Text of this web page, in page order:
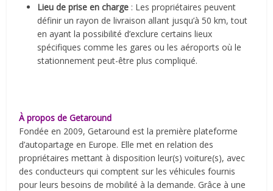
Lieu de prise en charge : Les propriétaires peuvent
définir un rayon de livraison allant jusqu’à 50 km, tout
en ayant la possibilité d’exclure certains lieux
spécifiques comme les gares ou les aéroports où le
stationnement peut-être plus compliqué.
À propos de Getaround
Fondée en 2009, Getaround est la première plateforme
d’autopartage en Europe. Elle met en relation des
propriétaires mettant à disposition leur(s) voiture(s), avec
des conducteurs qui comptent sur les véhicules fournis
pour leurs besoins de mobilité à la demande. Grâce à une